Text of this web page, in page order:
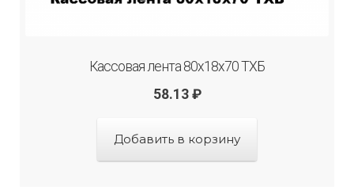
Кассовая лента 80х18х70 ТХБ
58.13 ₽
Добавить в корзину